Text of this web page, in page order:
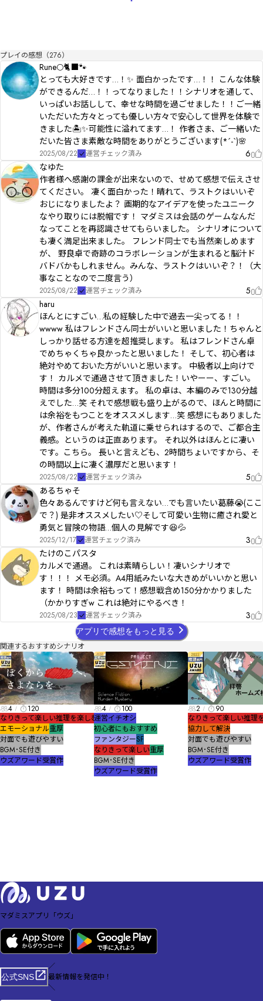
・DOVA-SYNDROME
https://dova-s.jp/
◯エンディング
・『ハレルヤ・ネットワーク』／龍崎一さま
https://www.photo-ac.com/
【制作者の辛味レビュー（制作者比）】
甘い ☆★☆☆☆ 辛い
クセ強めの甘口シナリオです
プレイの感想（276）
Rune🌕🐈‍⬛🐾
とっても大好きです…！✨ 面白かったです…！！ こんな体験
ができるんだ…！！ってなりました！！シナリオを通して、
いっぱいお話しして、幸せな時間を過ごせました！！ご一緒
いただいた方々とっても優しい方々で安心して世界を体験で
きました🏝️✨可能性に溢れてます…！ 作者さま、ご一緒いた
だいた皆さま素敵な時間をありがとうございます(*´-`)🌸
2025/08/22 運営チェック済み
6
なゆた
作者様へ感謝の課金が出来ないので、せめて感想で伝えさせ
てください。 凄く面白かった！晴れて、ラストクはいいぞ
おじになりましたよ？ 画期的なアイデアを使ったユニーク
なやり取りには脱帽です！ マダミスは会話のゲームなんだ
なってことを再認識させてもらいました。 シナリオについて
も凄く満足出来ました。 フレンド同士でも当然楽しめます
が、 野良卓で奇跡のコラボレーションが生まれると脳汁ド
バドバかもしれません。みんな、ラストクはいいぞ？！（大
事なことなので二度言う）
2025/08/22 運営チェック済み
5
haru
ほんとにすごい…私の経験した中で過去一尖ってる！！
wwww 私はフレンドさん同士がいいと思いました！ちゃんと
しっかり話せる方達を超推奨します。 私はフレンドさん卓
でめちゃくちゃ良かったと思いました！ そして、初心者は
絶対やめておいた方がいいと思います。 中級者以上向けで
す！ カルメで通過させて頂きました！いやーー、すごい。
時間は多分100分超えます。 私の卓は、本編のみで130分越
えでした…笑 それで感想戦も盛り上がるので、ほんと時間に
は余裕をもつことをオススメします…笑 感想にもありました
が、作者さんが考えた軌道に乗せられはするので、ご都合主
義感。というのは正直あります。 それ以外はほんとに凄い
です。こちら。 長いと言えども、2時間ちょいですから、そ
の時間以上に凄く濃厚だと思います！
2025/08/22 運営チェック済み
5
あるちゃそ
色々あるんですけど何も言えない…でも言いたい葛藤😭(ここ
で？) 是非オススメしたい♡そして可愛い生物に癒され愛と
勇気と冒険の物語…個人の見解です😆💦
2025/12/17 運営チェック済み
3
たけのこパスタ
カルメで通過。 これは素晴らしい！凄いシナリオで
す！！！ メモ必須。A4用紙みたいな大きめがいいかと思い
ます！ 時間は余裕もって！感想戦含め150分かかりました
（かかりすぎw これは絶対にやるべき！
2025/08/23 運営チェック済み 3
アプリで感想をもっと見る
関連するおすすめシナリオ
4
120
なりきって楽しい推理を楽しむ
エモーショナル重厚
対面でも遊びやすい
BGM･SE付き
ウズアワード受賞作
4
100
運営イチオシ
初心者にもおすすめ
ファンタジーSF
なりきって楽しい重厚
BGM･SE付き
ウズアワード受賞作
2
90
なりきって楽しい推理
協力して解決
対面でも遊びやすい
BGM･SE付き
ウズアワード受賞作
マダミスアプリ「ウズ」
公式SNS
／
最新情報を発信中！
＼